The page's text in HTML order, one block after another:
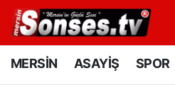
MERSİN ASAYİŞ SPOR
MERSİN
Mersin Nöbetçi